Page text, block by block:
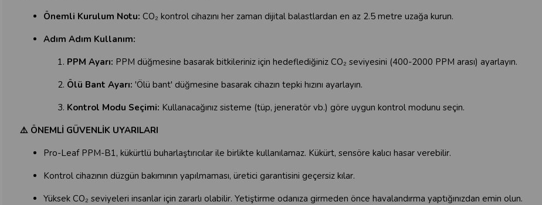
Önemli Kurulum Notu: CO₂ kontrol cihazını her zaman dijital balastlardan en az 2.5 metre uzağa kurun.
Adım Adım Kullanım:
PPM Ayarı: PPM düğmesine basarak bitkileriniz için hedeflediğiniz CO₂ seviyesini (400-2000 PPM arası) ayarlayın.
Ölü Bant Ayarı: 'Ölü bant' düğmesine basarak cihazın tepki hızını ayarlayın.
Kontrol Modu Seçimi: Kullanacağınız sisteme (tüp, jeneratör vb.) göre uygun kontrol modunu seçin.
⚠️ ÖNEMLİ GÜVENLİK UYARILARI
Pro-Leaf PPM-B1, kükürtlü buharlaştırıcılar ile birlikte kullanılamaz. Kükürt, sensöre kalıcı hasar verebilir.
Kontrol cihazının düzgün bakımının yapılmaması, üretici garantisini geçersiz kılar.
Yüksek CO₂ seviyeleri insanlar için zararlı olabilir. Yetiştirme odanıza girmeden önce havalandırma yaptığınızdan emin olun.